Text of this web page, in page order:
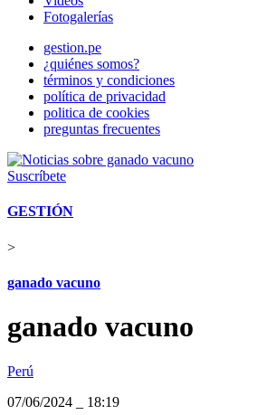
Fotogalerías
gestion.pe
¿quiénes somos?
términos y condiciones
política de privacidad
politica de cookies
preguntas frecuentes
Suscríbete
GESTIÓN
>
ganado vacuno
ganado vacuno
Perú
07/06/2024
18:19